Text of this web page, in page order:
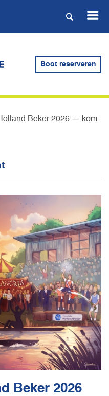
Boot reserveren
KOM
Beker 2026 — kom
Beker 2026